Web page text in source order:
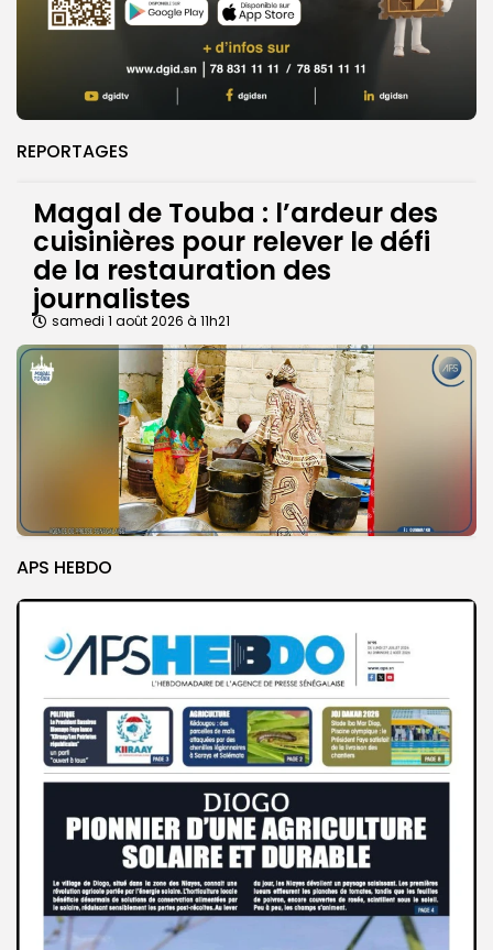
REPORTAGES
Magal de Touba : l’ardeur des
cuisinières pour relever le défi
de la restauration des
journalistes
samedi 1 août 2026 à 11h21
APS HEBDO